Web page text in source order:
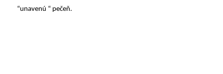
“unavenú “ pečeň.